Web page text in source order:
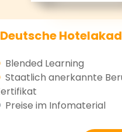
Blended Learning
Staatlich anerkannte
Preise im Infomaterial